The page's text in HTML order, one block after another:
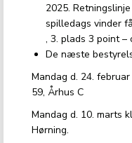
2025.
spilledags vinder
, 3. plads 3 point –
De næste
Mandag d. 24.
59, Århus C
Mandag d. 10. marts
Hørning.